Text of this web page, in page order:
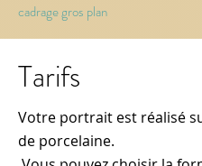
cadrage gros plan
Tarifs
Votre portrait est réalisé
de porcelaine.